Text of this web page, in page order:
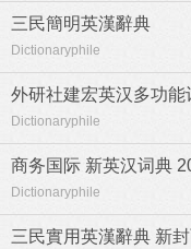
三民簡明英漢辭典
Dictionaryphile
外研社建宏英汉多功能
Dictionaryphile
商务国际 新英汉词典
Dictionaryphile
三民實用英漢辭典 新